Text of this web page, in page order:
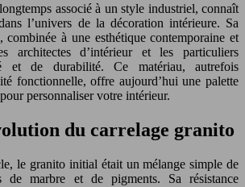
associé à un style industriel, connaît
l’univers de la décoration intérieure. Sa
combinée à une esthétique contemporaine et
architectes d’intérieur et les particuliers
et de durabilité. Ce matériau, autrefois
fonctionnelle, offre aujourd’hui une palette
personnaliser votre intérieur.
du carrelage granito
le granito initial était un mélange simple de
de marbre et de pigments. Sa résistance